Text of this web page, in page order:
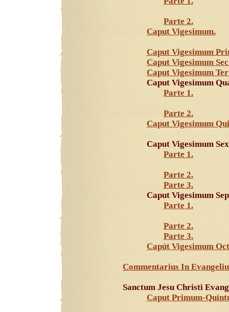
Parte 2.
Caput Vigesimum.
Caput Vigesimum
Caput Vigesimum
Caput Vigesimum
Caput Vigesimum
Parte 1.
Parte 2.
Caput Vigesimum
Caput Vigesimum
Parte 1.
Parte 2.
Parte 3.
Caput Vigesimum
Parte 1.
Parte 2.
Parte 3.
Capút Vigesimum
Commentarius In
Sanctum Jesu Christi
Caput Primum-